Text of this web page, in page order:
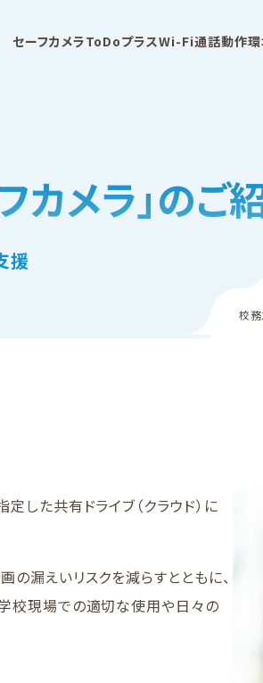
セーフカメラToDoプラスWi-Fi通話動作
メラ」のご
援
校
した共有ドライブ（クラウド）に
漏えいリスクを減らすとともに、
校現場での適切な使用や日々の